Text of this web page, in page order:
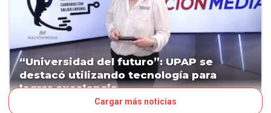
“Universidad del futuro”: UPAP se
destacó utilizando tecnología para
lograr excelencia
PATROCINADOCargar más noticias